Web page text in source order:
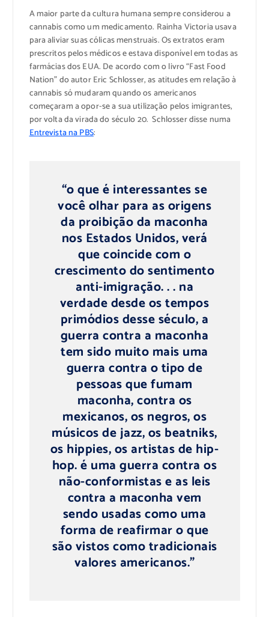
A maior parte da cultura humana sempre considerou a
cannabis como um medicamento. Rainha Victoria usava
para aliviar suas cólicas menstruais. Os extratos eram
prescritos pelos médicos e estava disponível em todas as
farmácias dos EUA. De acordo com o livro “Fast Food
Nation” do autor Eric Schlosser, as atitudes em relação à
cannabis só mudaram quando os americanos
começaram a opor-se a sua utilização pelos imigrantes,
por volta da virada do século 20. Schlosser disse numa
Entrevista na PBS:
“o que é interessantes se
você olhar para as origens
da proibição da maconha
nos Estados Unidos, verá
que coincide com o
crescimento do sentimento
anti-imigração. . . na
verdade desde os tempos
primódios desse século, a
guerra contra a maconha
tem sido muito mais uma
guerra contra o tipo de
pessoas que fumam
maconha, contra os
mexicanos, os negros, os
músicos de jazz, os beatniks,
os hippies, os artistas de hip-
hop. é uma guerra contra os
não-conformistas e as leis
contra a maconha vem
sendo usadas como uma
forma de reafirmar o que
são vistos como tradicionais
valores americanos.”